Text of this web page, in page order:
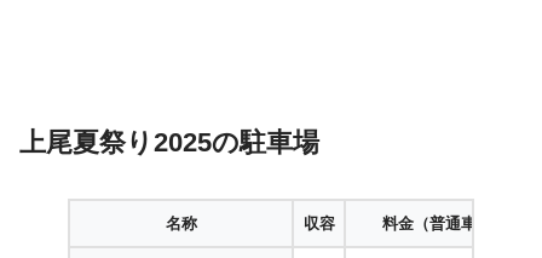
上尾夏祭り2025の駐車場
名称 収容 料金（普通車）